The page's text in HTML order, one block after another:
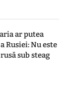
ar putea
Rusiei: Nu este
sub steag